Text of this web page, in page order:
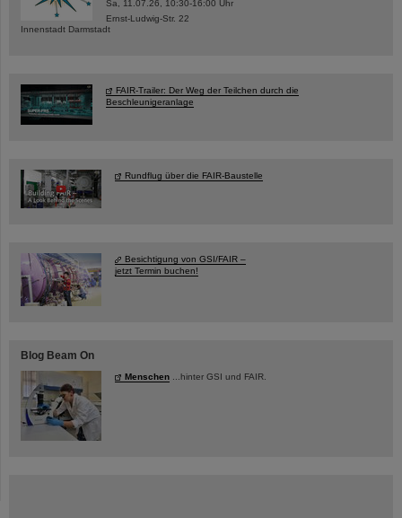
Sa, 11.07.26, 10:30-16:00 Uhr
Ernst-Ludwig-Str. 22
Innenstadt Darmstadt
FAIR-Trailer: Der Weg der Teilchen durch die
Beschleunigeranlage
Rundflug über die FAIR-Baustelle
Besichtigung von GSI/FAIR –
jetzt Termin buchen!
Blog Beam On
Menschen ...hinter GSI und FAIR.